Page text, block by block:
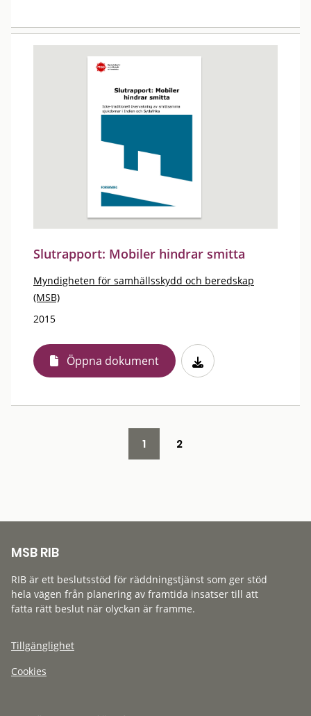
Slutrapport: Mobiler hindrar smitta
Myndigheten för samhällsskydd och beredskap
(MSB)
2015
Öppna dokument
1 2
MSB RIB
RIB är ett beslutsstöd för räddningstjänst som ger stöd
hela vägen från planering av framtida insatser till att
fatta rätt beslut när olyckan är framme.
Tillgänglighet
Cookies